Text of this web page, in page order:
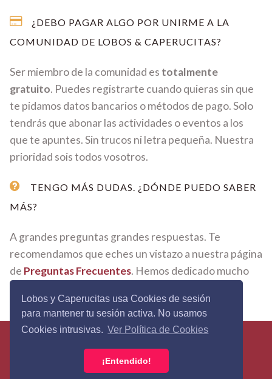
Lobos y Caperucitas usa Cookies de sesión
para mantener tu sesión activa. No usamos
Cookies intrusivas. Ver Política de Cookies
¡Entendido!
¿DEBO PAGAR ALGO POR UNIRME A LA
COMUNIDAD DE LOBOS & CAPERUCITAS?
Ser miembro de la comunidad es totalmente
gratuito. Puedes registrarte cuando quieras sin que
te pidamos datos bancarios o métodos de pago. Solo
tendrás que abonar las actividades o eventos a los
que te apuntes. Sin trucos ni letra pequeña. Nuestra
prioridad sois todos vosotros.
TENGO MÁS DUDAS. ¿DÓNDE PUEDO SABER
MÁS?
A grandes preguntas grandes respuestas. Te
recomendamos que eches un vistazo a nuestra página
de Preguntas Frecuentes. Hemos dedicado mucho
Lobos&Caperucitas © 2026 - Todos los derechos
Política de Privacidad
Condiciones
Política de Cookies